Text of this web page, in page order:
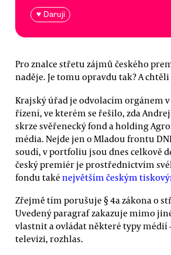
♥ Daruji
Pro znalce střetu zájmů českého
naděje. Je tomu opravdu tak? A
Krajský úřad je odvolacím orgánem
řízení, ve kterém se řešilo, zda
skrze svěřenecký fond a holding
média. Nejde jen o Mladou frontu
soudí, v portfoliu jsou dnes celkově
český premiér je prostřednictvím
fondu také největším českým
Zřejmě tím porušuje § 4a zákona o
Uvedený paragraf zakazuje mimo
vlastnit a ovládat některé typy
televizi, rozhlas.